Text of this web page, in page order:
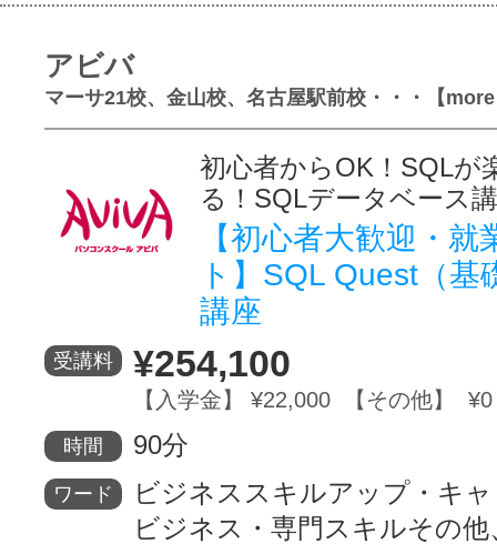
アビバ
マーサ21校、金山校、名古屋駅前校・・・【
初心者からOK！SQLが
る！SQLデータベース
【初心者大歓迎・就
ト】SQL Quest（基
講座
受講料 ¥254,100
【入学金】 ¥22,000 【その他】 ¥0
時間 90分
ワード
ビジネススキルアップ・キ
ビジネス・専門スキルその